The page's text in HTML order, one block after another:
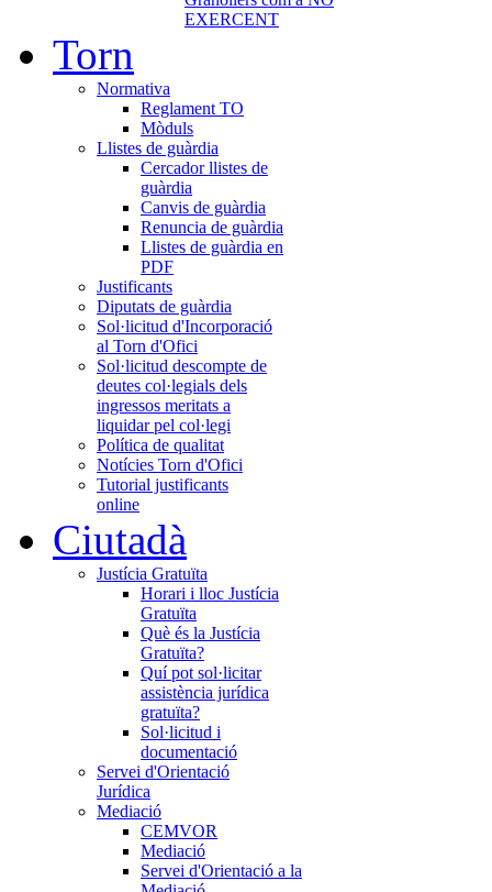
EXERCENT
Torn
Normativa
Reglament TO
Mòduls
Llistes de guàrdia
Cercador llistes de
guàrdia
Canvis de guàrdia
Renuncia de guàrdia
Llistes de guàrdia en
PDF
Justificants
Diputats de guàrdia
Sol·licitud d'Incorporació
al Torn d'Ofici
Sol·licitud descompte de
deutes col·legials dels
ingressos meritats a
liquidar pel col·legi
Política de qualitat
Notícies Torn d'Ofici
Tutorial justificants
online
Ciutadà
Justícia Gratuïta
Horari i lloc Justícia
Gratuïta
Què és la Justícia
Gratuïta?
Quí pot sol·licitar
assistència jurídica
gratuïta?
Sol·licitud i
documentació
Servei d'Orientació
Jurídica
Mediació
CEMVOR
Mediació
Servei d'Orientació a la